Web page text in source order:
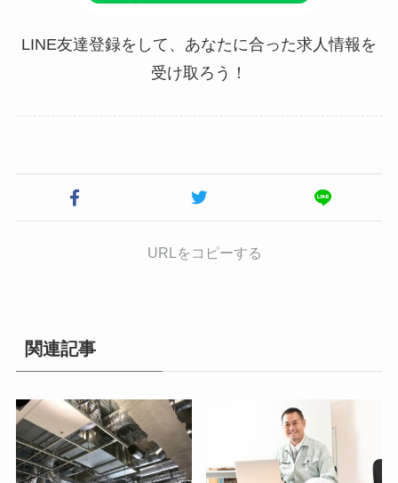
LINE友達登録をして、あなたに合った求人情報を
受け取ろう！
URLをコピーする
関連記事